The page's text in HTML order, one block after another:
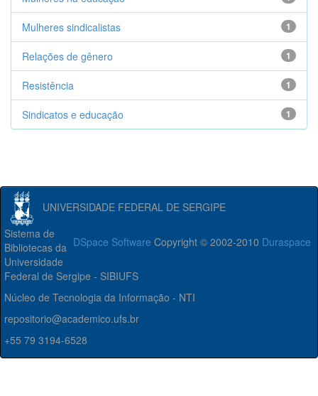
1
Mulheres sindicalistas
1
Relações de gênero
1
Resistência
1
Sindicatos e educação
UNIVERSIDADE FEDERAL DE SERGIPE
DSpace Software Copyright © 2002-2010 Duraspace
Sistema de
Bibliotecas da
Universidade
Federal de Sergipe - SIBIUFS
Núcleo de Tecnologia da Informação - NTI
repositorio@academico.ufs.br
+55 79 3194-6528